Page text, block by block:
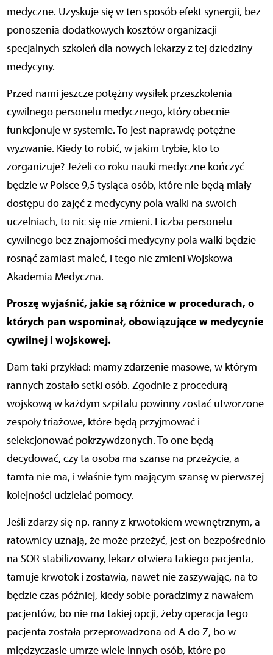
medyczne. Uzyskuje się w ten sposób efekt synergii, bez
ponoszenia dodatkowych kosztów organizacji
specjalnych szkoleń dla nowych lekarzy z tej dziedziny
medycyny.
Przed nami jeszcze potężny wysiłek przeszkolenia
cywilnego personelu medycznego, który obecnie
funkcjonuje w systemie. To jest naprawdę potężne
wyzwanie. Kiedy to robić, w jakim trybie, kto to
zorganizuje? Jeżeli co roku nauki medyczne kończyć
będzie w Polsce 9,5 tysiąca osób, które nie będą miały
dostępu do zajęć z medycyny pola walki na swoich
uczelniach, to nic się nie zmieni. Liczba personelu
cywilnego bez znajomości medycyny pola walki będzie
rosnąć zamiast maleć, i tego nie zmieni Wojskowa
Akademia Medyczna.
Proszę wyjaśnić, jakie są różnice w procedurach, o
których pan wspominał, obowiązujące w medycynie
cywilnej i wojskowej.
Dam taki przykład: mamy zdarzenie masowe, w którym
rannych zostało setki osób. Zgodnie z procedurą
wojskową w każdym szpitalu powinny zostać utworzone
zespoły triażowe, które będą przyjmować i
selekcjonować pokrzywdzonych. To one będą
decydować, czy ta osoba ma szanse na przeżycie, a
tamta nie ma, i właśnie tym mającym szansę w pierwszej
kolejności udzielać pomocy.
Jeśli zdarzy się np. ranny z krwotokiem wewnętrznym, a
ratownicy uznają, że może przeżyć, jest on bezpośrednio
na SOR stabilizowany, lekarz otwiera takiego pacjenta,
tamuje krwotok i zostawia, nawet nie zaszywając, na to
będzie czas później, kiedy sobie poradzimy z nawałem
pacjentów, bo nie ma takiej opcji, żeby operacja tego
pacjenta została przeprowadzona od A do Z, bo w
międzyczasie umrze wiele innych osób, które po